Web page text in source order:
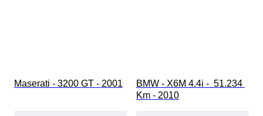
Maserati - 3200 GT - 2001
BMW - X6M 4.4i -  51.234
Km - 2010